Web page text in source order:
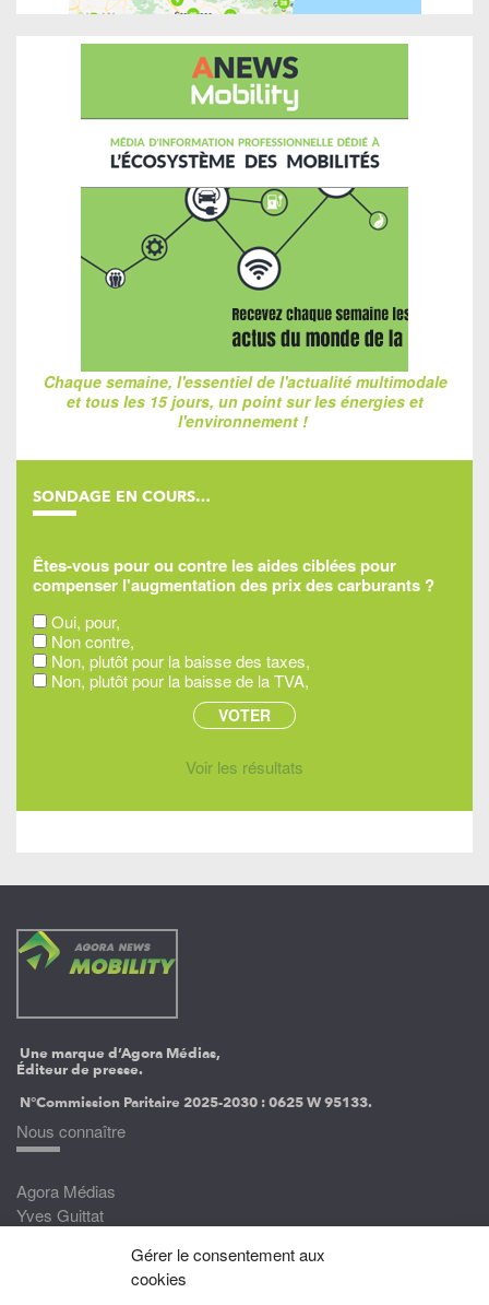
Gérer le consentement aux
cookies
Chaque semaine, l'essentiel de l'actualité multimodale
et tous les 15 jours, un point sur les énergies et
l'environnement !
SONDAGE EN COURS…
Êtes-vous pour ou contre les aides ciblées pour
compenser l'augmentation des prix des carburants ?
Oui, pour,
Non contre,
Non, plutôt pour la baisse des taxes,
Non, plutôt pour la baisse de la TVA,
Voir les résultats
Une marque d’Agora Médias,
Éditeur de presse.
N°Commission Paritaire 2025-2030 :0625 W 95133.
Nous connaître
Agora Médias
Yves Guittat